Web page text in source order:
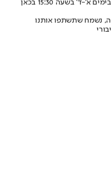
העונה החדשה של "שקשוקה" תשודר בימים א'-ד' בשעה 15:30 בכאן
נשמח שתשתפו אותנו